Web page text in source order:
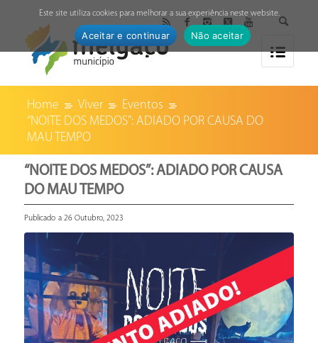
Home Viver
Eventos
“NOITE DOS MEDOS”: ADIADO POR CAUSA DO
MAU TEMPO
“NOITE DOS MEDOS”: ADIADO POR CAUSA
DO MAU TEMPO
Publicado a 26 Outubro, 2023
Este site utiliza cookies para melhorar a sua experiência neste website.
Aceitar e continuar Não aceitar